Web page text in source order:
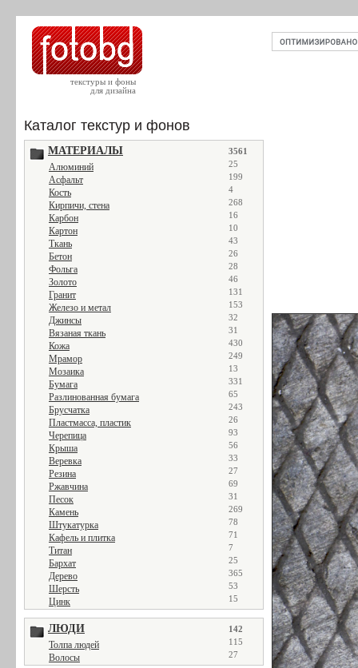
текстуры и фоны
для дизайна
Каталог текстур и фонов
МАТЕРИАЛЫ 3561
Алюминий 25
Асфальт 199
Кость 4
Кирпичи, стена 268
Карбон 16
Картон 10
Ткань 43
Бетон 26
Фольга 28
Золото 46
Гранит 131
Железо и метал 153
Джинсы 32
Вязаная ткань 31
Кожа 430
Мрамор 249
Мозаика 13
Бумага 331
Разлинованная бумага 65
Брусчатка 243
Пластмасса, пластик 26
Черепица 93
Крыша 56
Веревка 33
Резина 27
Ржавчина 69
Песок 31
Камень 269
Штукатурка 78
Кафель и плитка 71
Титан 7
Бархат 25
Дерево 365
Шерсть 53
Цинк 15
ЛЮДИ 142
Толпа людей 115
Волосы 27